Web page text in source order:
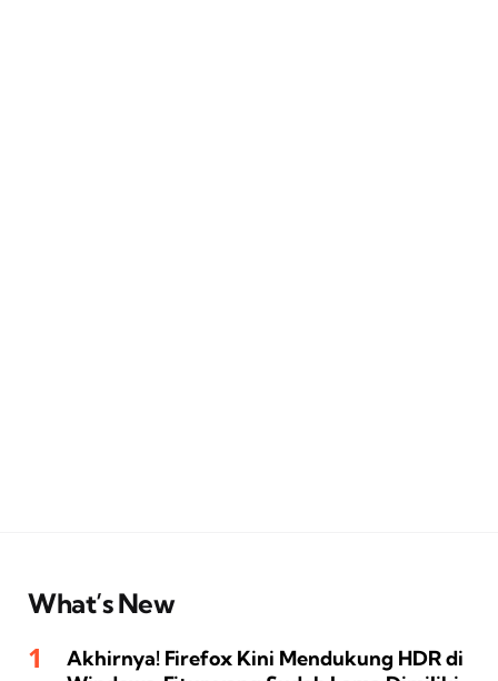
What’s New
Akhirnya! Firefox Kini Mendukung HDR di